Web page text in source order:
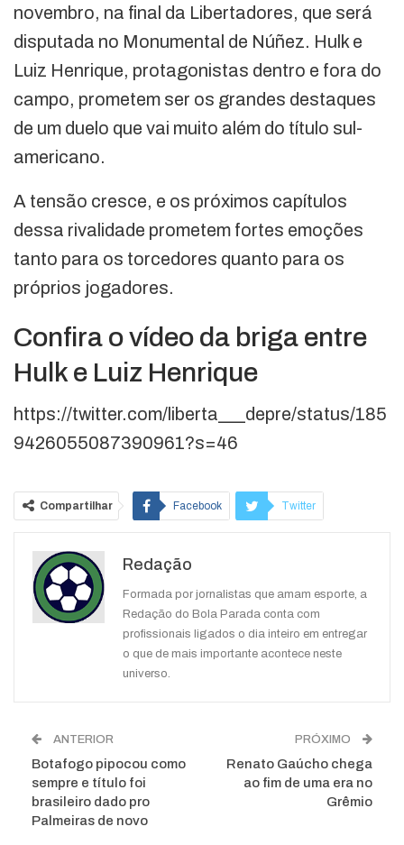
novembro, na final da Libertadores, que será
disputada no Monumental de Núñez. Hulk e
Luiz Henrique, protagonistas dentro e fora do
campo, prometem ser os grandes destaques
de um duelo que vai muito além do título sul-
americano.
A tensão cresce, e os próximos capítulos
dessa rivalidade prometem fortes emoções
tanto para os torcedores quanto para os
próprios jogadores.
Confira o vídeo da briga entre
Hulk e Luiz Henrique
https://twitter.com/liberta___depre/status/185
9426055087390961?s=46
Compartilhar Facebook Twitter
WhatsApp
Redação
Formada por jornalistas que amam esporte, a
Redação do Bola Parada conta com
profissionais ligados o dia inteiro em entregar
o que de mais importante acontece neste
universo.
ANTERIOR
Botafogo pipocou como
sempre e título foi
brasileiro dado pro
Palmeiras de novo
PRÓXIMO
Renato Gaúcho chega
ao fim de uma era no
Grêmio